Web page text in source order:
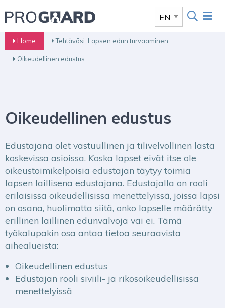
Home Tehtäväsi: Lapsen edun turvaaminen
Oikeudellinen edustus
Oikeudellinen edustus
Edustajana olet vastuullinen ja tilivelvollinen lasta
koskevissa asioissa. Koska lapset eivät itse ole
oikeustoimikelpoisia edustajan täytyy toimia
lapsen laillisena edustajana. Edustajalla on rooli
erilaisissa oikeudellisissa menettelyissä, joissa lapsi
on osana, huolimatta siitä, onko lapselle määrätty
erillinen laillinen edunvalvoja vai ei. Tämä
työkalupakin osa antaa tietoa seuraavista
aihealueista:
Oikeudellinen edustus
Edustajan rooli siviili- ja rikosoikeudellisissa
menettelyissä